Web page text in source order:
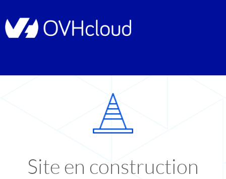
Site en construction